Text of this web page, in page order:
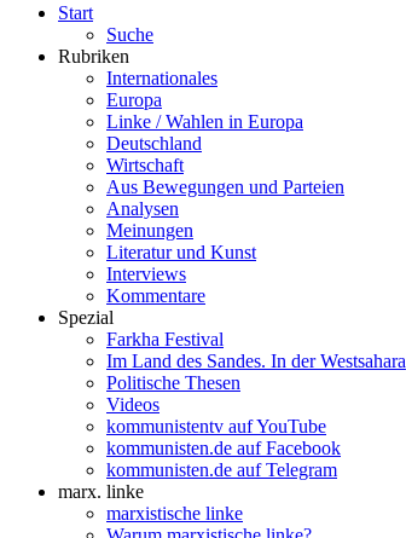
Start
Suche
Rubriken
Internationales
Europa
Linke / Wahlen in Europa
Deutschland
Wirtschaft
Aus Bewegungen und Parteien
Analysen
Meinungen
Literatur und Kunst
Interviews
Kommentare
Spezial
Farkha Festival
Im Land des Sandes. In der Westsahara
Politische Thesen
Videos
kommunistentv auf YouTube
kommunisten.de auf Facebook
kommunisten.de auf Telegram
marx. linke
marxistische linke